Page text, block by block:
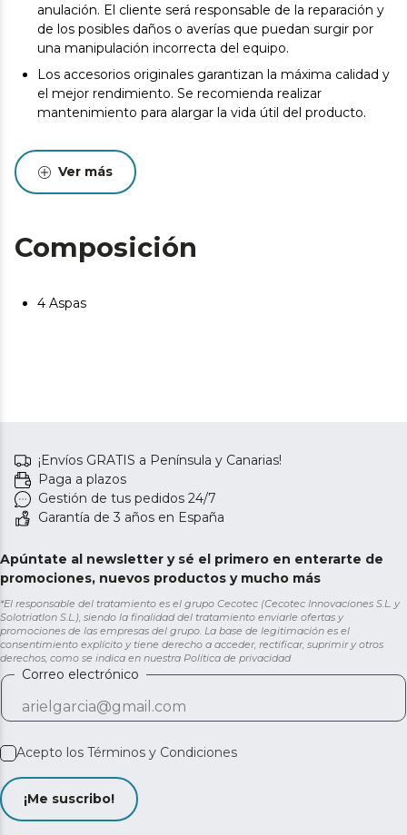
anulación. El cliente será responsable de la reparación y
de los posibles daños o averías que puedan surgir por
una manipulación incorrecta del equipo.
Los accesorios originales garantizan la máxima calidad y
el mejor rendimiento. Se recomienda realizar
mantenimiento para alargar la vida útil del producto.
Ver más
Composición
4 Aspas
¡Envíos GRATIS a Península y Canarias!
Paga a plazos
Gestión de tus pedidos 24/7
Garantía de 3 años en España
Apúntate al newsletter y sé el primero en enterarte de
promociones, nuevos productos y mucho más
*El responsable del tratamiento es el grupo Cecotec (Cecotec Innovaciones S.L. y
Solotriatlon S.L.), siendo la finalidad del tratamiento enviarle ofertas y
promociones de las empresas del grupo. La base de legitimación es el
consentimiento explícito y tiene derecho a acceder, rectificar, suprimir y otros
derechos, como se indica en nuestra Política de privacidad
Correo electrónico
Acepto los Términos y Condiciones
¡Me suscribo!